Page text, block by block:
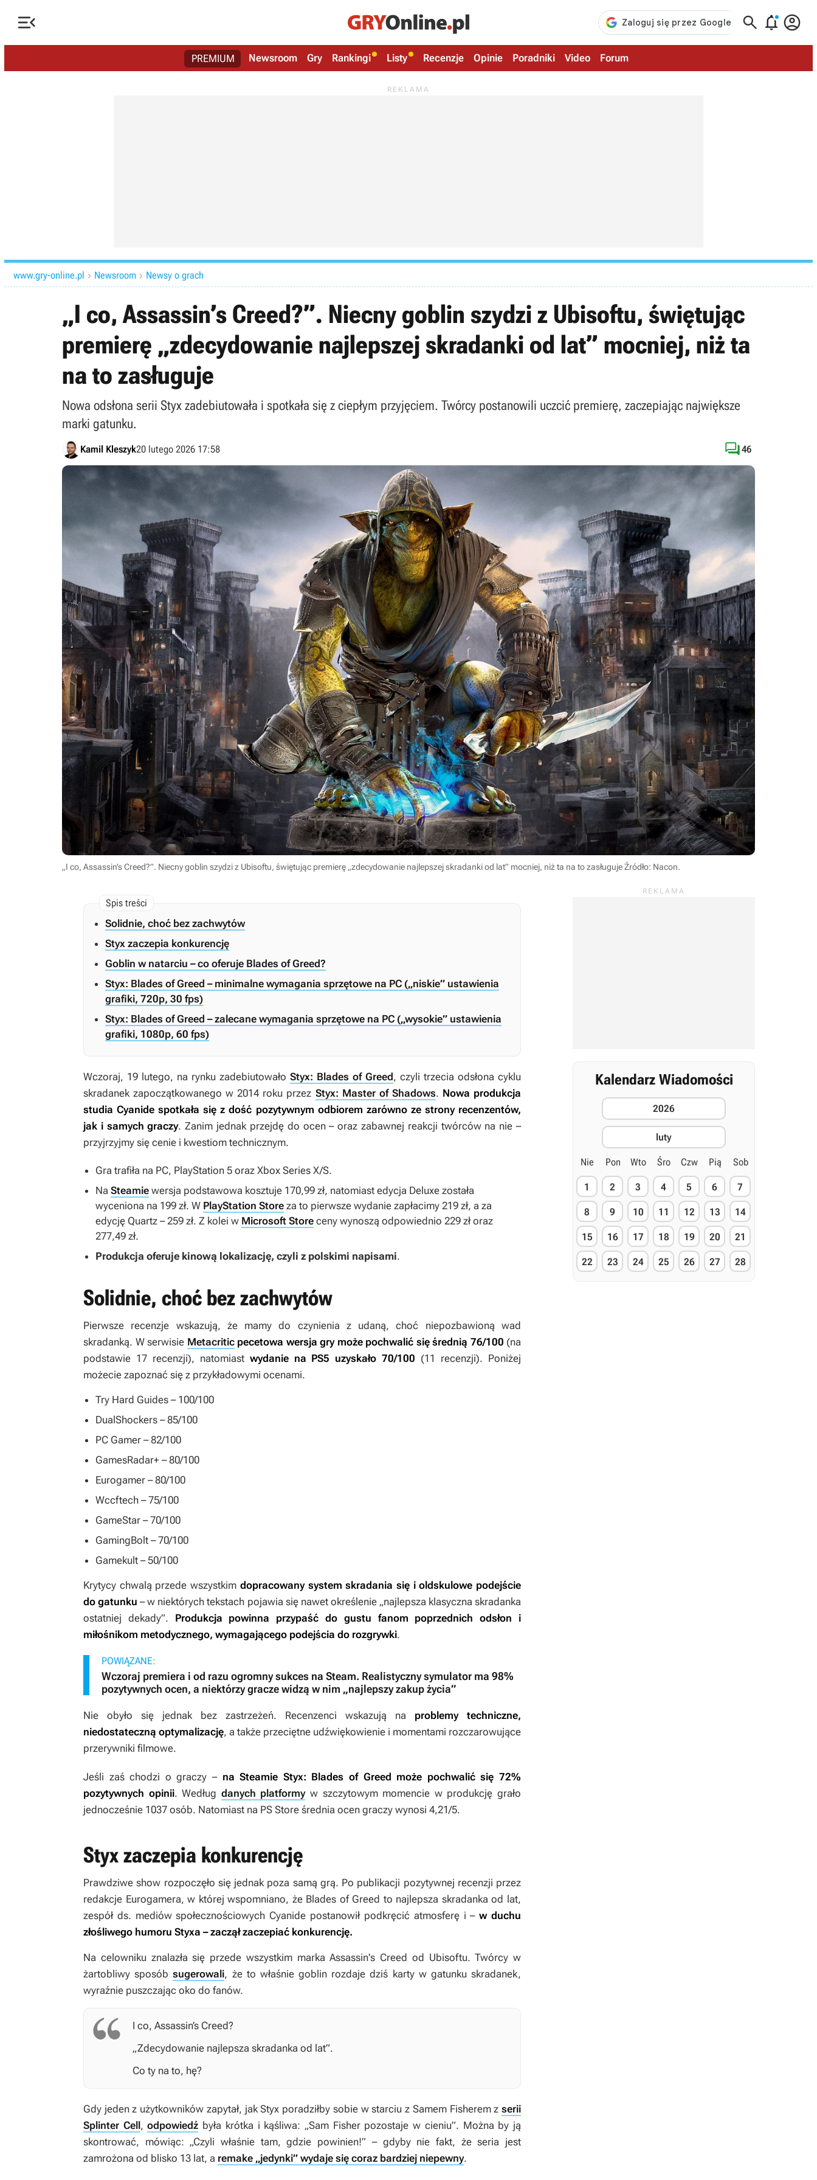
   
PREMIUM Newsroom Gry Rankingi Listy Recenzje Opinie Poradniki Video Forum
www.gry-online.pl  Newsroom  Newsy o grach
„I co, Assassin’s Creed?”. Niecny goblin szydzi z Ubisoftu, świętując
premierę „zdecydowanie najlepszej skradanki od lat” mocniej, niż ta
na to zasługuje
Nowa odsłona serii Styx zadebiutowała i spotkała się z ciepłym przyjęciem. Twórcy postanowili uczcić premierę, zaczepiając największe
marki gatunku.
Kamil Kleszyk20 lutego 2026 17:58 46
„I co, Assassin’s Creed?”. Niecny goblin szydzi z Ubisoftu, świętując premierę „zdecydowanie najlepszej skradanki od lat” mocniej, niż ta na to zasługujeŹródło: Nacon.
Solidnie, choć bez zachwytów
Styx zaczepia konkurencję
Goblin w natarciu – co oferuje Blades of Greed?
Styx: Blades of Greed – minimalne wymagania sprzętowe na PC („niskie” ustawienia
grafiki, 720p, 30 fps)
Styx: Blades of Greed – zalecane wymagania sprzętowe na PC („wysokie” ustawienia
grafiki, 1080p, 60 fps)
Wczoraj, 19 lutego, na rynku zadebiutowało Styx: Blades of Greed, czyli trzecia odsłona cyklu
skradanek zapoczątkowanego w 2014 roku przez Styx: Master of Shadows. Nowa produkcja
studia Cyanide spotkała się z dość pozytywnym odbiorem zarówno ze strony recenzentów,
jak i samych graczy. Zanim jednak przejdę do ocen – oraz zabawnej reakcji twórców na nie –
przyjrzyjmy się cenie i kwestiom technicznym.
Gra trafiła na PC, PlayStation 5 oraz Xbox Series X/S.
Na Steamie wersja podstawowa kosztuje 170,99 zł, natomiast edycja Deluxe została
wyceniona na 199 zł. W PlayStation Store za to pierwsze wydanie zapłacimy 219 zł, a za
edycję Quartz – 259 zł. Z kolei w Microsoft Store ceny wynoszą odpowiednio 229 zł oraz
277,49 zł.
Produkcja oferuje kinową lokalizację, czyli z polskimi napisami.
Solidnie, choć bez zachwytów
Pierwsze recenzje wskazują, że mamy do czynienia z udaną, choć niepozbawioną wad
skradanką. W serwisie Metacritic pecetowa wersja gry może pochwalić się średnią 76/100 (na
podstawie 17 recenzji), natomiast wydanie na PS5 uzyskało 70/100 (11 recenzji). Poniżej
możecie zapoznać się z przykładowymi ocenami.
Try Hard Guides – 100/100
DualShockers – 85/100
PC Gamer – 82/100
GamesRadar+ – 80/100
Eurogamer – 80/100
Wccftech – 75/100
GameStar – 70/100
GamingBolt – 70/100
Gamekult – 50/100
Krytycy chwalą przede wszystkim dopracowany system skradania się i oldskulowe podejście
do gatunku– w niektórych tekstach pojawia się nawet określenie „najlepsza klasyczna skradanka
ostatniej dekady”. Produkcja powinna przypaść do gustu fanom poprzednich odsłon i
miłośnikom metodycznego, wymagającego podejścia do rozgrywki.
POWIĄZANE:
Wczoraj premiera i od razu ogromny sukces na Steam. Realistyczny symulator ma 98%
pozytywnych ocen, a niektórzy gracze widzą w nim „najlepszy zakup życia”
Nie obyło się jednak bez zastrzeżeń. Recenzenci wskazują na problemy techniczne,
niedostateczną optymalizację, a także przeciętne udźwiękowienie i momentami rozczarowujące
przerywniki filmowe.
Jeśli zaś chodzi o graczy –na Steamie Styx: Blades of Greed może pochwalić się 72%
pozytywnych opinii. Według danych platformyw szczytowym momencie w produkcję grało
jednocześnie 1037 osób. Natomiast na PS Store średnia ocen graczy wynosi 4,21/5.
Styx zaczepia konkurencję
Prawdziwe show rozpoczęło się jednak poza samą grą. Po publikacji pozytywnej recenzji przez
redakcje Eurogamera, w której wspomniano, że Blades of Greed to najlepsza skradanka od lat,
zespół ds. mediów społecznościowych Cyanide postanowił podkręcić atmosferę i –w duchu
złośliwego humoru Styxa – zaczął zaczepiać konkurencję.
Na celowniku znalazła się przede wszystkim markaAssassin's Creed od Ubisoftu. Twórcy w
żartobliwy sposóbsugerowali, że to właśnie goblin rozdaje dziś karty w gatunku skradanek,
wyraźnie puszczając oko do fanów.
I co, Assassin’s Creed?
„Zdecydowanie najlepsza skradanka od lat”.
Co ty na to, hę?
Gdy jeden z użytkowników zapytał, jak Styx poradziłby sobie w starciu z Samem Fisherem z serii
Splinter Cell,odpowiedź była krótka i kąśliwa: „Sam Fisher pozostaje w cieniu”. Można by ją
skontrować, mówiąc: „Czyli właśnie tam, gdzie powinien!” – gdyby nie fakt, że seria jest
zamrożona od blisko 13 lat, a remake „jedynki” wydaje się coraz bardziej niepewny.
Kalendarz Wiadomości
2026
luty
Nie Pon Wto Śro Czw Pią Sob
1 2 3 4 5 6 7
8 9 10 11 12 13 14
15 16 17 18 19 20 21
22 23 24 25 26 27 28